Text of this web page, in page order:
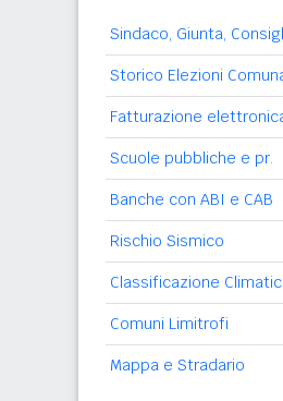
Sindaco, Giunta,
Storico Elezioni
Fatturazione
Scuole pubbliche e pr.
Banche con ABI e CAB
Rischio Sismico
Classificazione
Comuni Limitrofi
Mappa e Stradario